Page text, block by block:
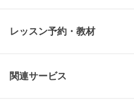
レッスン予約・教材
関連サービス